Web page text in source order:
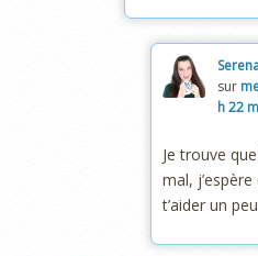
sur
h 22
Je trouve
mal,
t’aider un peu